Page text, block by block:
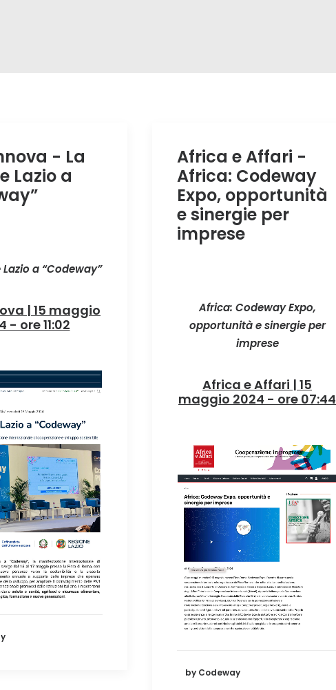
- La
Lazio a
a “Codeway”
| 15 maggio
- ore 11:02
Africa e Affari -
Africa: Codeway
Expo, opportunità
e sinergie per
imprese
Africa: Codeway Expo,
opportunità e sinergie per
imprese
Africa e Affari | 15
maggio 2024 - ore 07:44
by Codeway